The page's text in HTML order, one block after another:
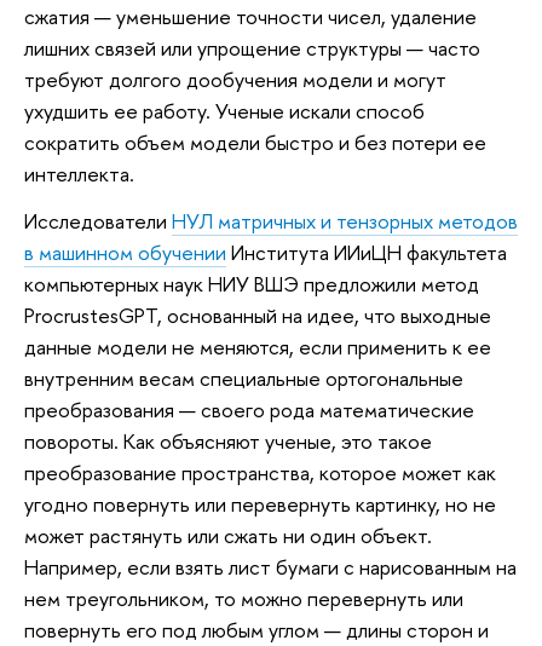
сжатия — уменьшение точности чисел, удаление
лишних связей или упрощение структуры — часто
требуют долгого дообучения модели и могут
ухудшить ее работу. Ученые искали способ
сократить объем модели быстро и без потери ее
интеллекта.
Исследователи НУЛ матричных и тензорных методов
в машинном обучении Института ИИиЦН факультета
компьютерных наук НИУ ВШЭ предложили метод
ProcrustesGPT, основанный на идее, что выходные
данные модели не меняются, если применить к ее
внутренним весам специальные ортогональные
преобразования — своего рода математические
повороты. Как объясняют ученые, это такое
преобразование пространства, которое может как
угодно повернуть или перевернуть картинку, но не
может растянуть или сжать ни один объект.
Например, если взять лист бумаги с нарисованным на
нем треугольником, то можно перевернуть или
повернуть его под любым углом — длины сторон и